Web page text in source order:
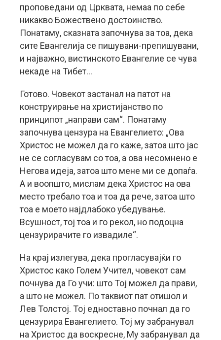
проповедани од Црквата, немаа по себе
никакво Божествено достоинство.
Понатаму, сказната започнува за тоа, дека
сите Евангелија се пишувани-препишувани,
и најважно, вистинското Евангелие се чува
некаде на Тибет…
Готово. Човекот застанал на патот на
конструирање на христијанство по
принципот „направи сам“. Понатаму
започнува цензура на Евангелието: „Ова
Христос не можел да го каже, затоа што јас
не се согласувам со тоа, а ова несомнено е
Негова идеја, затоа што мене ми се допаѓа.
А и воопшто, мислам дека Христос на ова
место требало тоа и тоа да рече, затоа што
тоа е моето најдлабоко убедување.
Всушност, тој тоа и го рекол, но подоцна
цензурирачите го извадиле“.
На крај излегува, дека прогласувајќи го
Христос како Голем Учител, човекот сам
почнува да Го учи: што Тој можел да прави,
а што не можел. По таквиот пат отишол и
Лев Толстој. Тој едноставно почнал да го
цензурира Евангелието. Тој му забранувал
на Христос да воскресне, Му забранувал да